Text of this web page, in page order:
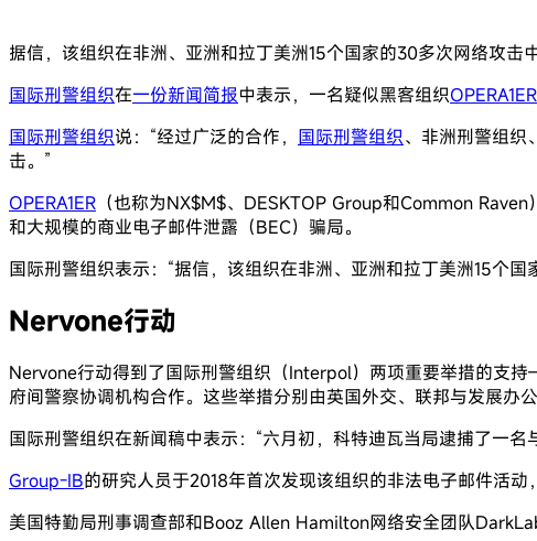
据信，该组织在非洲、亚洲和拉丁美洲15个国家的30多次网络攻击
国际刑警组织在一份新闻简报中表示，一名疑似黑客组织OPERA1ER
国际刑警组织说：“经过广泛的合作， 国际刑警组织、非洲刑警组织、
击。”
OPERA1ER （也称为NX$M$、DESKTOP Group和Common
和大规模的商业电子邮件泄露（BEC）骗局。
国际刑警组织表示：“据信，该组织在非洲、亚洲和拉丁美洲15个
Nervone行动
Nervone行动得到了国际刑警组织（Interpol）两项重要举措的支
府间警察协调机构合作。这些举措分别由英国外交、联邦与发展办
国际刑警组织在新闻稿中表示：“六月初，科特迪瓦当局逮捕了一
Group-IB的研究人员于2018年首次发现该组织的非法电子邮件活
美国特勤局刑事调查部和Booz Allen Hamilton网络安全团队